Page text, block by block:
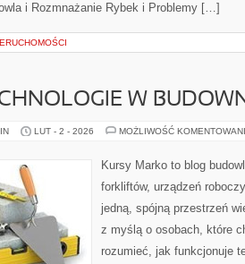
i Rozmnażanie Rybek i Problemy […]
W
LUT - 2 - 2026 MOŻLIWOŚĆ
Kursy Marko to blog
forkliftów, urządzeń
jedną, spójną przestrzeń
z myślą o osobach, które
rozumieć, jak funkcjonuje